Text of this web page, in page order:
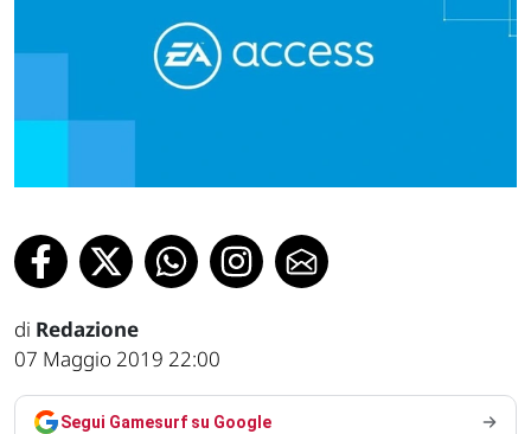
di Redazione
07 Maggio 2019 22:00
Segui Gamesurf su Google